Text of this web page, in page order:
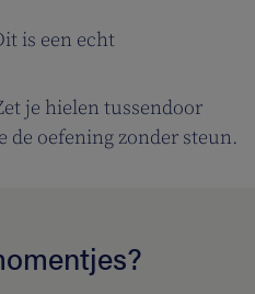
is een echt
je hielen tussendoor
de oefening zonder steun.